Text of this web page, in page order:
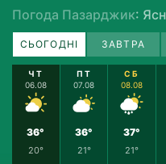
Погода Пазарджик:
СЬОГОДНІ ЗАВТРА
ЧТ
06.08
36°
20°
ПТ
07.08
36°
21°
СБ
08.08
37°
21°